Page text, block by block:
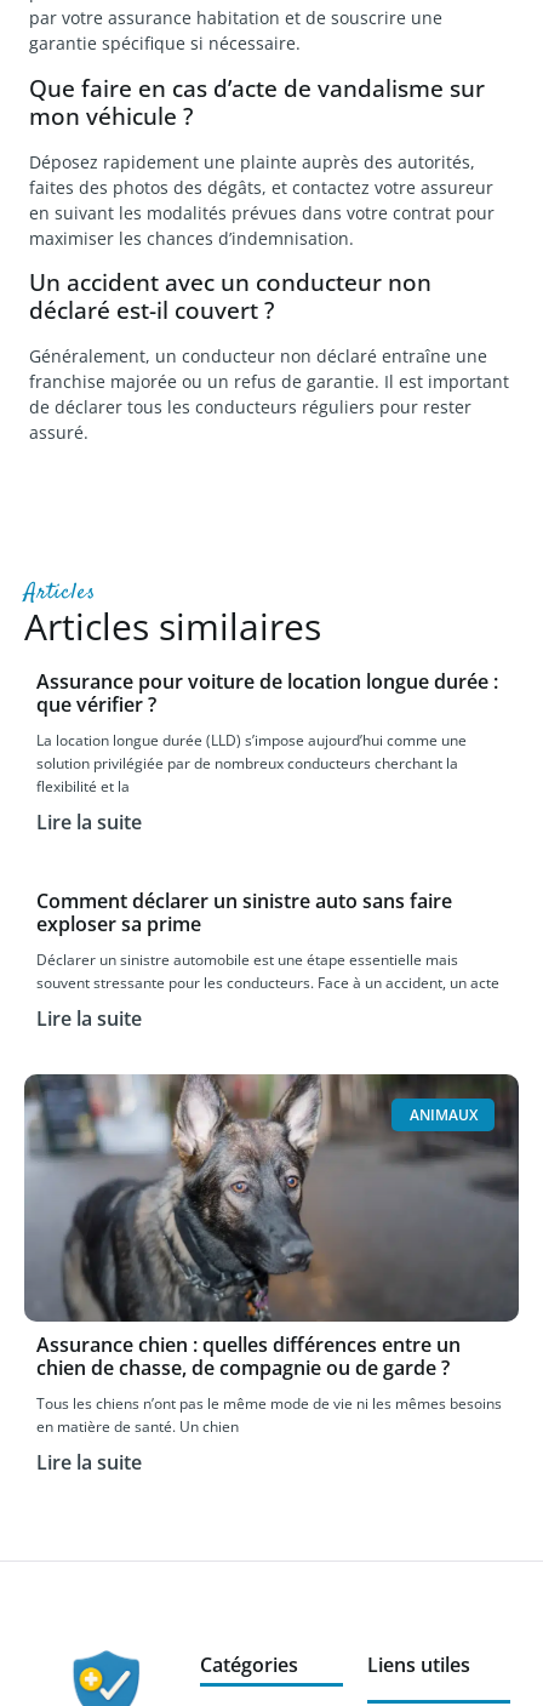
par votre assurance habitation et de souscrire une
garantie spécifique si nécessaire.
Que faire en cas d’acte de vandalisme sur
mon véhicule ?
Déposez rapidement une plainte auprès des autorités,
faites des photos des dégâts, et contactez votre assureur
en suivant les modalités prévues dans votre contrat pour
maximiser les chances d’indemnisation.
Un accident avec un conducteur non
déclaré est-il couvert ?
Généralement, un conducteur non déclaré entraîne une
franchise majorée ou un refus de garantie. Il est important
de déclarer tous les conducteurs réguliers pour rester
assuré.
Articles
Articles similaires
Assurance pour voiture de location longue durée :
que vérifier ?
La location longue durée (LLD) s’impose aujourd’hui comme une
solution privilégiée par de nombreux conducteurs cherchant la
flexibilité et la
Lire la suite
Comment déclarer un sinistre auto sans faire
exploser sa prime
Déclarer un sinistre automobile est une étape essentielle mais
souvent stressante pour les conducteurs. Face à un accident, un acte
Lire la suite
ANIMAUX
Assurance chien : quelles différences entre un
chien de chasse, de compagnie ou de garde ?
Tous les chiens n’ont pas le même mode de vie ni les mêmes besoins
en matière de santé. Un chien
Lire la suite
Catégories Liens utiles